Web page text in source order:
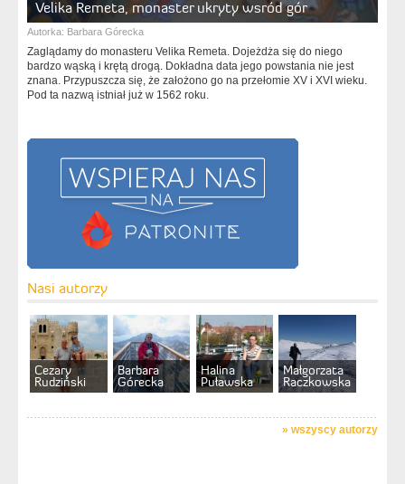
Velika Remeta, monaster ukryty wsród gór
Autorka: Barbara Górecka
Zaglądamy do monasteru Velika Remeta. Dojeżdża się do niego
bardzo wąską i krętą drogą. Dokładna data jego powstania nie jest
znana. Przypuszcza się, że założono go na przełomie XV i XVI wieku.
Pod ta nazwą istniał już w 1562 roku.
Nasi autorzy
Cezary
Rudziński
Barbara
Górecka
Halina
Puławska
Małgorzata
Raczkowska
» wszyscy autorzy